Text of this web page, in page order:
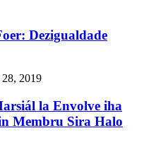
Dezigualdade
2019
la Envolve iha
Membru Sira Halo